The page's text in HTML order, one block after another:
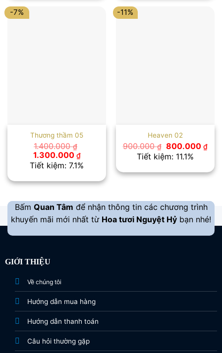
-7%
Thương thầm 05
1.400.000₫
Giá
gốc
là:
1.300.000 ₫Giá
hiện
tại
1.300.000 ₫.
Tiết kiệm: 7.1%
-11%
Heaven 02
900.000₫ Giá
gốc
là:
800.000₫Giá
là:
Tiết kiệm: 11.1%
Bấm Quan Tâm để nhận thông tin các chương trình
khuyến mãi mới nhất từ Hoa tươi Nguyệt Hỷ bạn nhé!
GIỚI THIỆU
Về chúng tôi
Hướng dẫn mua hàng
Hướng dẫn thanh toán
Câu hỏi thường gặp